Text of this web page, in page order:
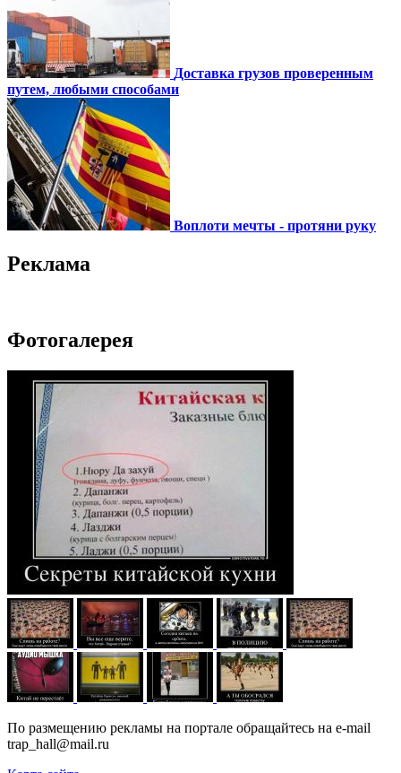
Доставка грузов проверенным
путем, любыми способами
Воплоти мечты - протяни руку
Реклама
Фотогалерея
По размещению рекламы на портале обращайтесь на e-mail
trap_hall@mail.ru